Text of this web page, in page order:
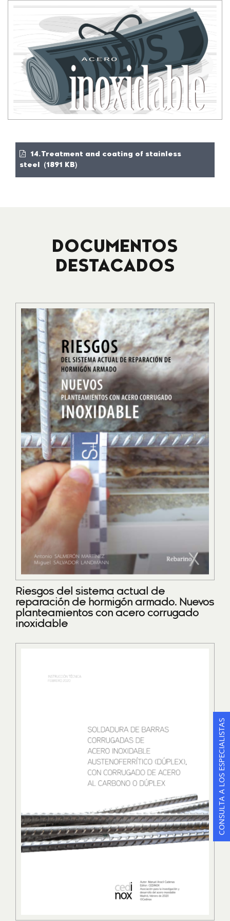
14.Treatment and coating of stainless
steel (1891 KB)
DOCUMENTOS
DESTACADOS
Riesgos del sistema actual de
reparación de hormigón armado. Nuevos
planteamientos con acero corrugado
inoxidable
CONSULTA A LOS ESPECIALISTAS